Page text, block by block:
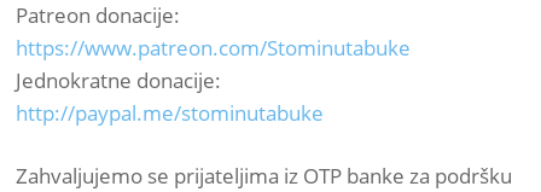
Patreon donacije:
https://www.patreon.com/Stominutabuke
Jednokratne donacije:
http://paypal.me/stominutabuke
Zahvaljujemo se prijateljima iz OTP banke za podršku